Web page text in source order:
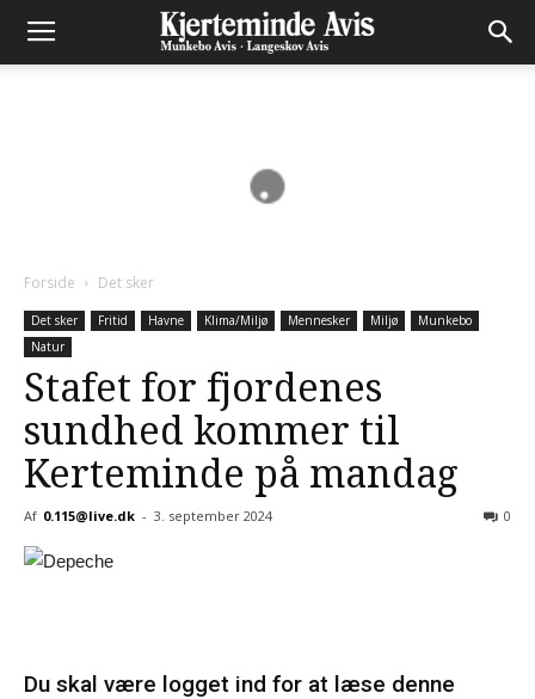
Forside Det sker
Det sker Fritid Havne Klima/Miljø Mennesker Miljø
Munkebo
Natur
Stafet for fjordenes
sundhed kommer til
Kerteminde på mandag
Af 0.115@live.dk - 3. september 2024 0
Du skal være logget ind for at læse denne